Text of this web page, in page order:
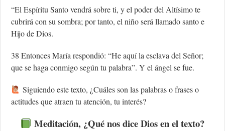
“El Espíritu Santo vendrá sobre ti, y el poder del Altísimo te
cubrirá con su sombra; por tanto, el niño será llamado santo e
Hijo de Dios.
38 Entonces María respondió: “He aquí la esclava del Señor;
que se haga conmigo según tu palabra”. Y el ángel se fue.
Siguiendo este texto, ¿Cuáles son las palabras o frases o
actitudes que atraen tu atención, tu interés?
Meditación, ¿Qué nos dice Dios en el texto?